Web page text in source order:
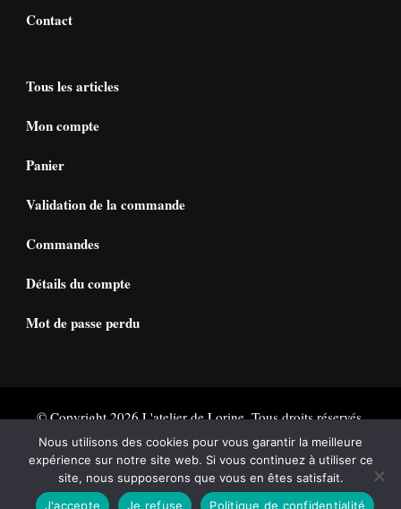
Contact
Tous les articles
Mon compte
Panier
Validation de la commande
Commandes
Détails du compte
Mot de passe perdu
© Copyright 2026L'atelier de Lorine. Tous droits réservés.
Vilva | Développé parBlossom Themes. Propulsé par
WordPressPolitique de confidentialité
Nous utilisons des cookies pour vous garantir la meilleure
expérience sur notre site web. Si vous continuez à utiliser ce
site, nous supposerons que vous en êtes satisfait.
J'accepte
Je refuse Politique de confidentialité